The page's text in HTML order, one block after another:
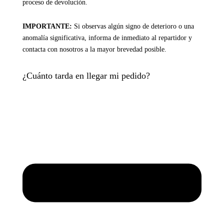
proceso de devolución.
IMPORTANTE: Si observas algún signo de deterioro o una
anomalía significativa, informa de inmediato al repartidor y
contacta con nosotros a la mayor brevedad posible.
¿Cuánto tarda en llegar mi pedido?